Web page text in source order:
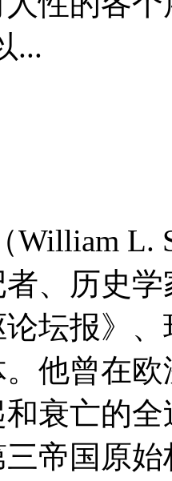
...
William L.
、历史
坛报》
他曾在
衰亡的
帝国原